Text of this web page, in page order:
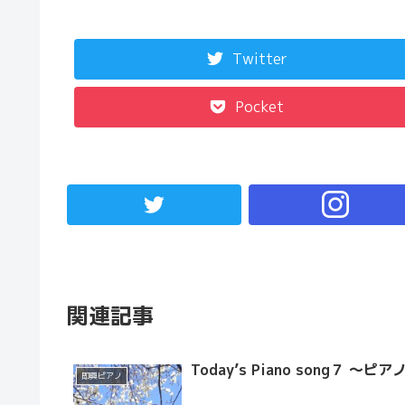
Twitter
Pocket
関連記事
即興ピアノ Today’s Piano song７ ～ピア